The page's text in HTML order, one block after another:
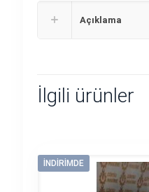
Açıklama
İlgili ürünler
İNDIRIMDE